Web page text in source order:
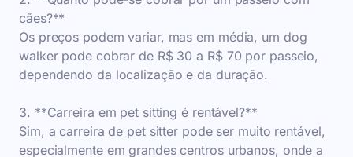
cães?**
Os preços podem variar, mas em média, um dog
walker pode cobrar de R$ 30 a R$ 70 por passeio,
dependendo da localização e da duração.
3. **Carreira em pet sitting é rentável?**
Sim, a carreira de pet sitter pode ser muito rentável,
especialmente em grandes centros urbanos, onde a